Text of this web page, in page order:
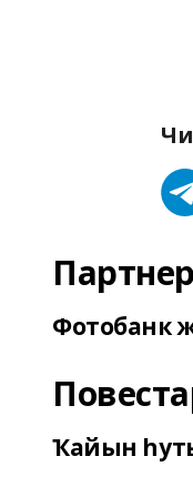
Фотобанк
Ҡайын